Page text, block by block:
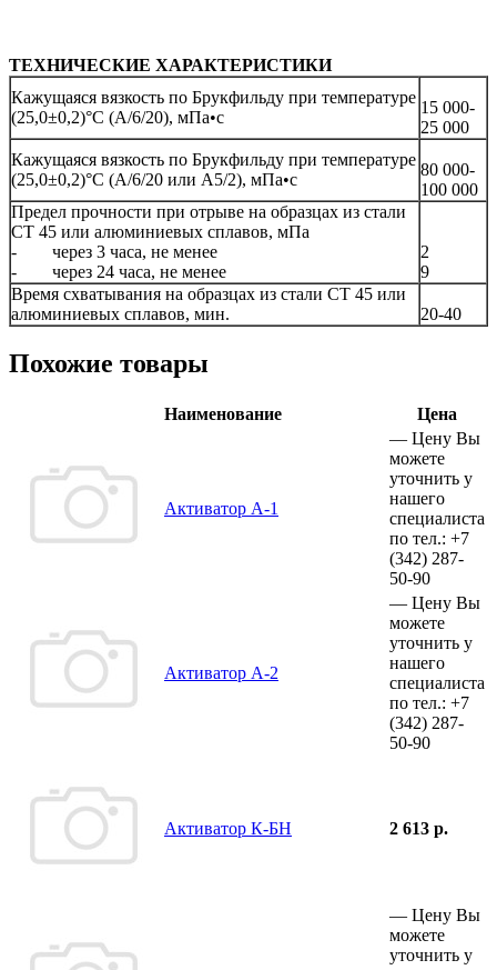
ТЕХНИЧЕСКИЕ ХАРАКТЕРИСТИКИ
Кажущаяся вязкость по Брукфильду при температуре
(25,0±0,2)°С (А/6/20), мПа•с
15 000-
25 000
Кажущаяся вязкость по Брукфильду при температуре
(25,0±0,2)°С (А/6/20 или А5/2), мПа•с
80 000-
100 000
Предел прочности при отрыве на образцах из стали
СТ 45 или алюминиевых сплавов, мПа
- через 3 часа, не менее
- через 24 часа, не менее
2
9
Время схватывания на образцах из стали СТ 45 или
алюминиевых сплавов, мин.
20-40
Похожие товары
Наименование Цена
Активатор А-1
— Цену Вы
можете
уточнить у
нашего
специалиста
по тел.: +7
(342) 287-
50-90
Активатор А-2
— Цену Вы
можете
уточнить у
нашего
специалиста
по тел.: +7
(342) 287-
50-90
Активатор К-БН 2 613 р.
— Цену Вы
можете
уточнить у